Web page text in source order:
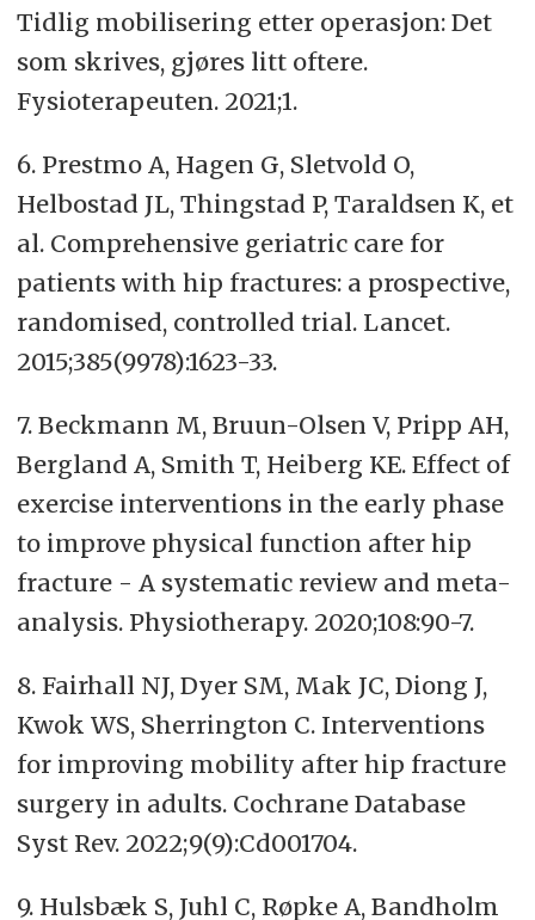
Tidlig mobilisering etter operasjon: Det
som skrives, gjøres litt oftere.
Fysioterapeuten. 2021;1.
6. Prestmo A, Hagen G, Sletvold O,
Helbostad JL, Thingstad P, Taraldsen K, et
al. Comprehensive geriatric care for
patients with hip fractures: a prospective,
randomised, controlled trial. Lancet.
2015;385(9978):1623-33.
7. Beckmann M, Bruun-Olsen V, Pripp AH,
Bergland A, Smith T, Heiberg KE. Effect of
exercise interventions in the early phase
to improve physical function after hip
fracture - A systematic review and meta-
analysis. Physiotherapy. 2020;108:90-7.
8. Fairhall NJ, Dyer SM, Mak JC, Diong J,
Kwok WS, Sherrington C. Interventions
for improving mobility after hip fracture
surgery in adults. Cochrane Database
Syst Rev. 2022;9(9):Cd001704.
9. Hulsbæk S, Juhl C, Røpke A, Bandholm